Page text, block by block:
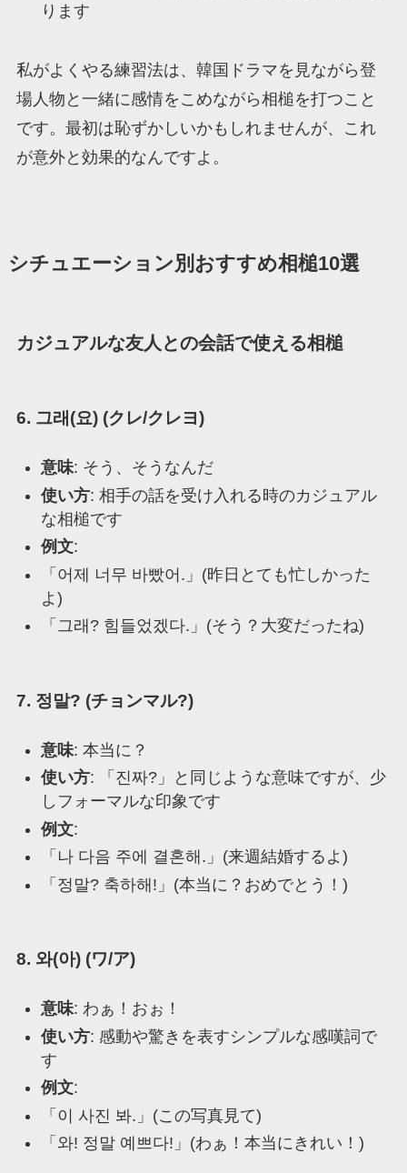
ります
私がよくやる練習法は、韓国ドラマを見ながら登
場人物と一緒に感情をこめながら相槌を打つこと
です。最初は恥ずかしいかもしれませんが、これ
が意外と効果的なんですよ。
シチュエーション別おすすめ相槌10選
カジュアルな友人との会話で使える相槌
6. 그래(요) (クレ/クレヨ)
意味: そう、そうなんだ
使い方: 相手の話を受け入れる時のカジュアル
な相槌です
例文:
「어제 너무 바빴어.」(昨日とても忙しかった
よ)
「그래? 힘들었겠다.」(そう？大変だったね)
7. 정말? (チョンマル?)
意味: 本当に？
使い方: 「진짜?」と同じような意味ですが、少
しフォーマルな印象です
例文:
「나 다음 주에 결혼해.」(来週結婚するよ)
「정말? 축하해!」(本当に？おめでとう！)
8. 와(아) (ワ/ア)
意味: わぁ！おぉ！
使い方: 感動や驚きを表すシンプルな感嘆詞で
す
例文:
「이 사진 봐.」(この写真見て)
「와! 정말 예쁘다!」(わぁ！本当にきれい！)